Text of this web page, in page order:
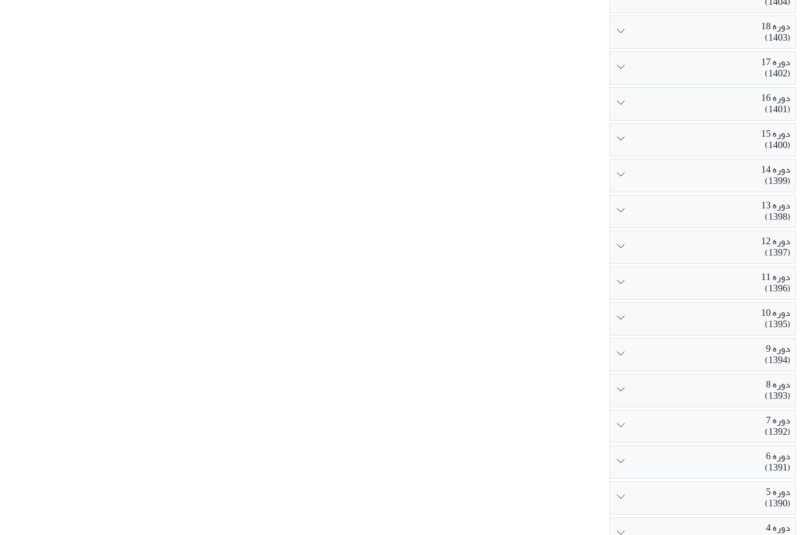
دوره 18
(1403)
دوره 17
(1402)
دوره 16
(1401)
دوره 15
(1400)
دوره 14
(1399)
دوره 13
(1398)
دوره 12
(1397)
دوره 11
(1396)
دوره 10
(1395)
دوره 9
(1394)
دوره 8
(1393)
دوره 7
(1392)
دوره 6
(1391)
دوره 5
(1390)
دوره 4